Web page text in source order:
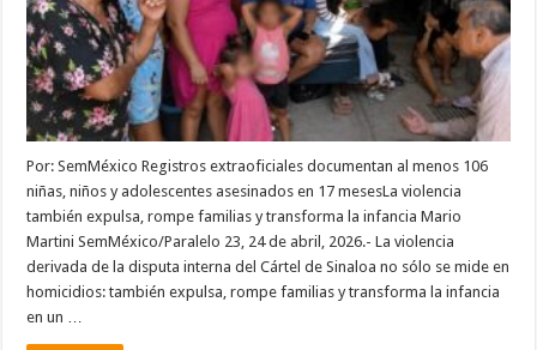
Por: SemMéxico Registros extraoficiales documentan al menos 106
niñas, niños y adolescentes asesinados en 17 mesesLa violencia
también expulsa, rompe familias y transforma la infancia Mario
Martini SemMéxico/Paralelo 23, 24 de abril, 2026.- La violencia
derivada de la disputa interna del Cártel de Sinaloa no sólo se mide en
homicidios: también expulsa, rompe familias y transforma la infancia
en un …